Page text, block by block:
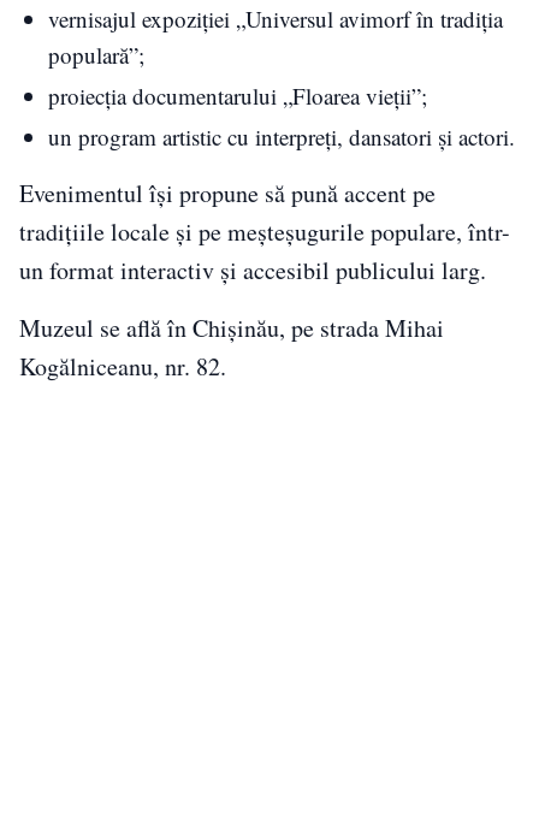
vernisajul expoziției „Universul avimorf în tradiția
populară”;
proiecția documentarului „Floarea vieții”;
un program artistic cu interpreți, dansatori și actori.
Evenimentul își propune să pună accent pe
tradițiile locale și pe meșteșugurile populare, într-
un format interactiv și accesibil publicului larg.
Muzeul se află în Chișinău, pe strada Mihai
Kogălniceanu, nr. 82.